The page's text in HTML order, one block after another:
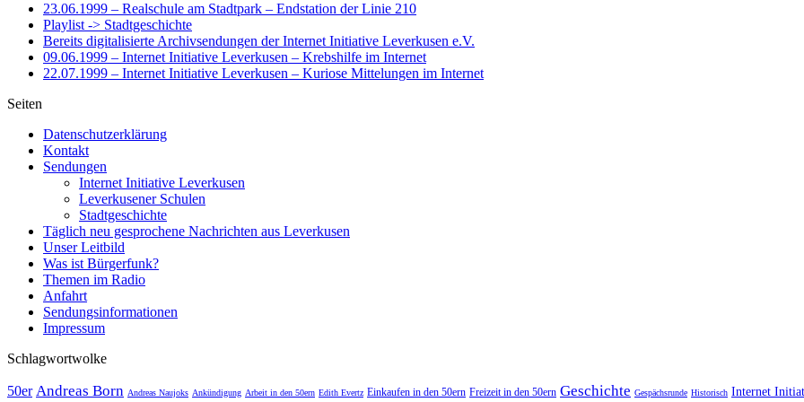
23.06.1999 – Realschule am Stadtpark – Endstation der Linie 210
Playlist -> Stadtgeschichte
Bereits digitalisierte Archivsendungen der Internet Initiative Leverkusen e.V.
09.06.1999 – Internet Initiative Leverkusen – Krebshilfe im Internet
22.07.1999 – Internet Initiative Leverkusen – Kuriose Mittelungen im Internet
Seiten
Datenschutzerklärung
Kontakt
Sendungen
Internet Initiative Leverkusen
Leverkusener Schulen
Stadtgeschichte
Täglich neu gesprochene Nachrichten aus Leverkusen
Unser Leitbild
Was ist Bürgerfunk?
Themen im Radio
Anfahrt
Sendungsinformationen
Impressum
Schlagwortwolke
50er Andreas Born Andreas Naujoks Ankündigung Arbeit in den 50ern Edith Evertz Einkaufen in den 50ern Freizeit in den 50ern Geschichte Gespächsrunde Historisch Internet